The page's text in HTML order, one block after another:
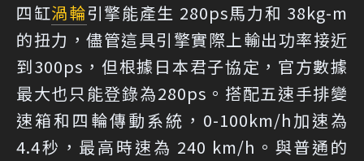
四缸渦輪引擎能產生 280ps馬力和 38kg-m
的扭力，儘管這具引擎實際上輸出功率接近
到300ps，但根據日本君子協定，官方數據
最大也只能登錄為280ps。搭配五速手排變
速箱和四輪傳動系統，0-100km/h加速為
4.4秒，最高時速為 240 km/h。與普通的